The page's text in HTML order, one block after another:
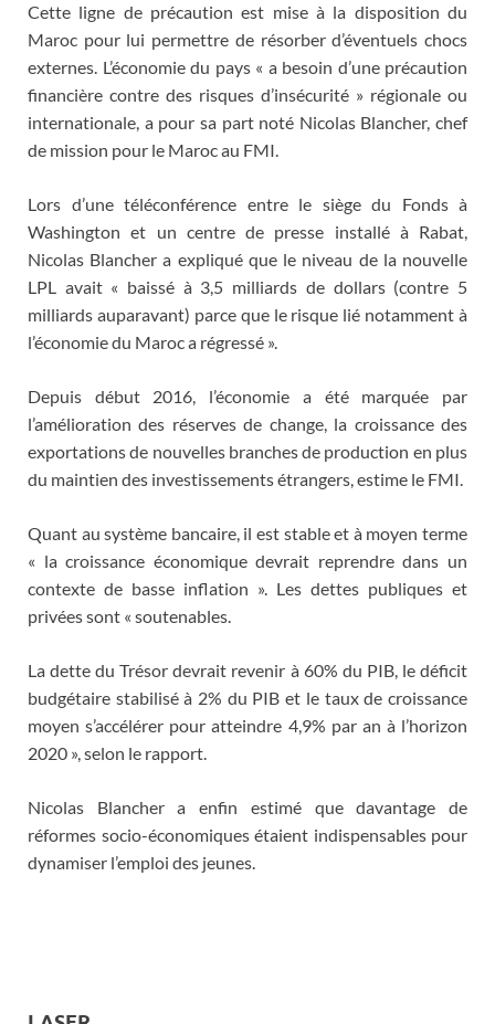
Cette ligne de précaution est mise à la disposition du
Maroc pour lui permettre de résorber d’éventuels chocs
externes. L’économie du pays « a besoin d’une précaution
financière contre des risques d’insécurité » régionale ou
internationale, a pour sa part noté Nicolas Blancher, chef
de mission pour le Maroc au FMI.
Lors d’une téléconférence entre le siège du Fonds à
Washington et un centre de presse installé à Rabat,
Nicolas Blancher a expliqué que le niveau de la nouvelle
LPL avait « baissé à 3,5 milliards de dollars (contre 5
milliards auparavant) parce que le risque lié notamment à
l’économie du Maroc a régressé ».
Depuis début 2016, l’économie a été marquée par
l’amélioration des réserves de change, la croissance des
exportations de nouvelles branches de production en plus
du maintien des investissements étrangers, estime le FMI.
Quant au système bancaire, il est stable et à moyen terme
« la croissance économique devrait reprendre dans un
contexte de basse inflation ». Les dettes publiques et
privées sont « soutenables.
La dette du Trésor devrait revenir à 60% du PIB, le déficit
budgétaire stabilisé à 2% du PIB et le taux de croissance
moyen s’accélérer pour atteindre 4,9% par an à l’horizon
2020 », selon le rapport.
Nicolas Blancher a enfin estimé que davantage de
réformes socio-économiques étaient indispensables pour
dynamiser l’emploi des jeunes.